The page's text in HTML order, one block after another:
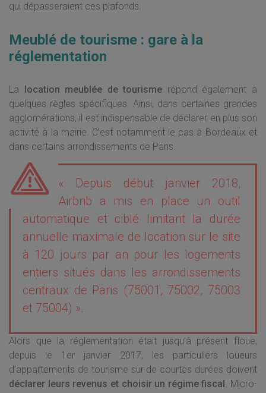
qui dépasseraient ces plafonds.
Meublé de tourisme : gare à la
réglementation
La location meublée de tourisme répond également à
quelques règles spécifiques. Ainsi, dans certaines grandes
agglomérations, il est indispensable de déclarer en plus son
activité à la mairie. C’est notamment le cas à Bordeaux et
dans certains arrondissements de Paris.
« Depuis début janvier 2018,
Airbnb a mis en place un outil
automatique et ciblé limitant la durée
annuelle maximale de location sur le site
à 120 jours par an pour les logements
entiers situés dans les arrondissements
centraux de Paris (75001, 75002, 75003
et 75004) ».
Alors que la réglementation était jusqu’à présent floue,
depuis le 1er janvier 2017, les particuliers loueurs
d’appartements de tourisme sur de courtes durées doivent
déclarer leurs revenus et choisir un régime fiscal. Micro-